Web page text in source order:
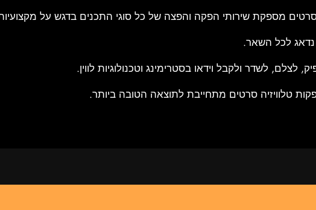
נדאג לכל השאר.
לשדר ולקבל וידאו בסטרימינג וטכנולוגיות לווין.
טלוויזיה סרטים מתחייבת לתוצאה הטובה ביותר.